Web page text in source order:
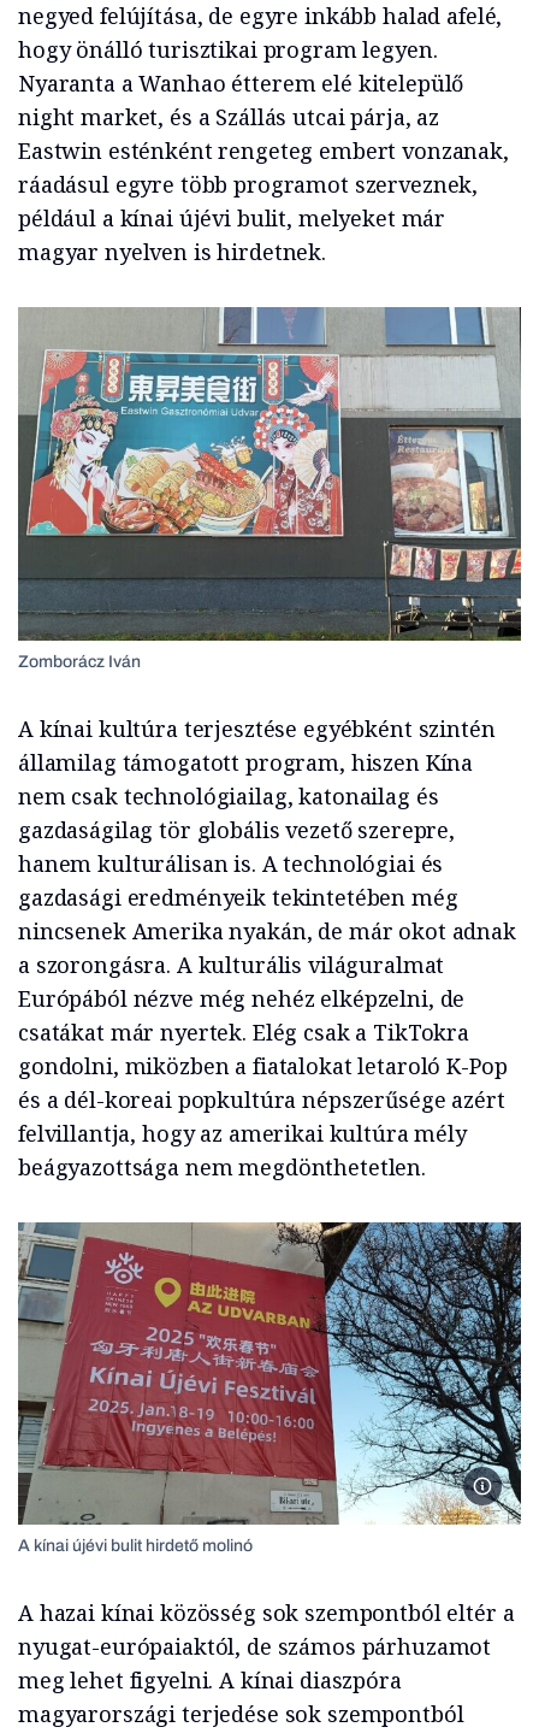
negyed felújítása, de egyre inkább halad afelé,
hogy önálló turisztikai program legyen.
Nyaranta a Wanhao étterem elé kitelepülő
night market, és a Szállás utcai párja, az
Eastwin esténként rengeteg embert vonzanak,
ráadásul egyre több programot szerveznek,
például a kínai újévi bulit, melyeket már
magyar nyelven is hirdetnek.
Zomborácz Iván
A kínai kultúra terjesztése egyébként szintén
államilag támogatott program, hiszen Kína
nem csak technológiailag, katonailag és
gazdaságilag tör globális vezető szerepre,
hanem kulturálisan is. A technológiai és
gazdasági eredményeik tekintetében még
nincsenek Amerika nyakán, de már okot adnak
a szorongásra. A kulturális világuralmat
Európából nézve még nehéz elképzelni, de
csatákat már nyertek. Elég csak a TikTokra
gondolni, miközben a fiatalokat letaroló K-Pop
és a dél-koreai popkultúra népszerűsége azért
felvillantja, hogy az amerikai kultúra mély
beágyazottsága nem megdönthetetlen.
A kínai
A kínai újévi bulit hirdető molinó
A hazai kínai közösség sok szempontból eltér a
nyugat-európaiaktól, de számos párhuzamot
meg lehet figyelni. A kínai diaszpóra
magyarországi terjedése sok szempontból